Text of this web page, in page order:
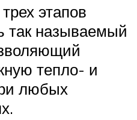
этапов
так называемый
тепло- и
любых